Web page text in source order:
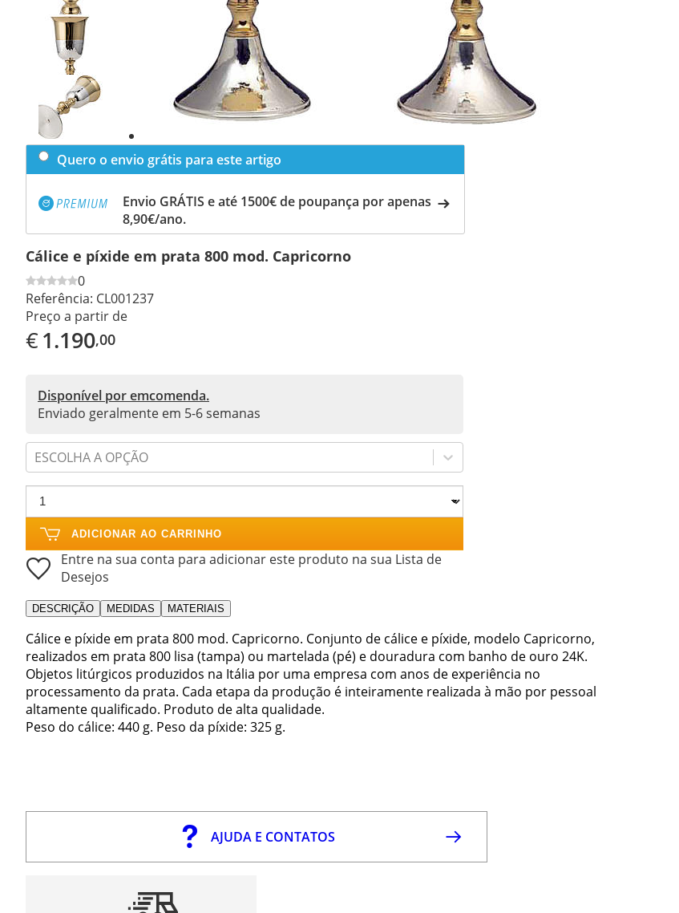
Previous
slide
Next
slide
Quero o envio grátis para este artigo
Envio GRÁTIS e até 1500€ de poupança por apenas
8,90€/ano.
Cálice e píxide em prata 800 mod. Capricorno
0
Referência: CL001237
Preço a partir de
€1.190,00
Disponível por emcomenda.
Enviado geralmente em 5-6 semanas
ESCOLHA A OPÇÃO
ADICIONAR AO CARRINHO
Entre na sua conta para adicionar este produto na sua Lista de
Desejos
DESCRIÇÃO MEDIDAS MATERIAIS
Cálice e píxide em prata 800 mod. Capricorno. Conjunto de cálice e píxide, modelo Capricorno,
realizados em prata 800 lisa (tampa) ou martelada (pé) e douradura com banho de ouro 24K.
Objetos litúrgicos produzidos na Itália por uma empresa com anos de experiência no
processamento da prata. Cada etapa da produção é inteiramente realizada à mão por pessoal
altamente qualificado. Produto de alta qualidade.
Peso do cálice: 440 g. Peso da píxide: 325 g.
AJUDA E CONTATOS